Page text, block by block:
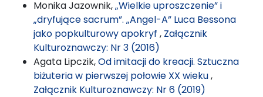
Monika Jazownik,„Wielkie uproszczenie” i
„dryfujące sacrum”. „Angel-A” Luca Bessona
jako popkulturowy apokryf , Załącznik
Kulturoznawczy: Nr 3 (2016)
Agata Lipczik,Od imitacji do kreacji. Sztuczna
biżuteria w pierwszej połowie XX wieku,
Załącznik Kulturoznawczy: Nr 6 (2019)